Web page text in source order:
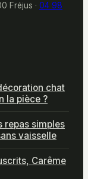
Fréjus · 04 98
chat
la pièce ?
repas simples
vaisselle
Carême